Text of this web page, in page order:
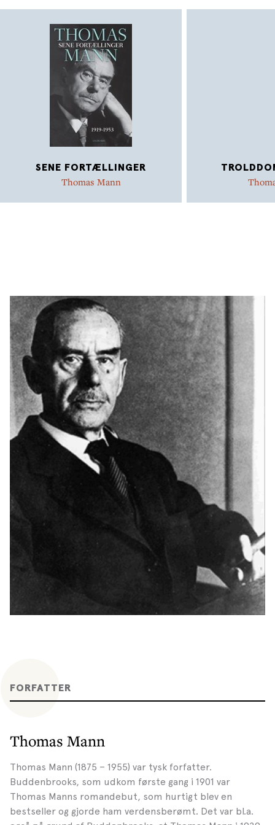
SENE FORTÆLLINGER
Thomas Mann
FORFATTER
Thomas Mann
Thomas Mann (1875 – 1955) var tysk forfatter.
Buddenbrooks, som udkom første gang i 1901 var
Thomas Manns romandebut, som hurtigt blev en
bestseller og gjorde ham verdensberømt. Det var bl.a.